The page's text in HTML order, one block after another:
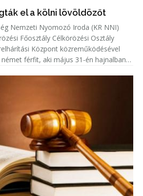
el a kölni lövöldözőt
Nemzeti Nyomozó Iroda (KR NNI)
Főosztály Célkörözési Osztály
Központ közreműködésével
férfit, aki május 31-én hajnalban